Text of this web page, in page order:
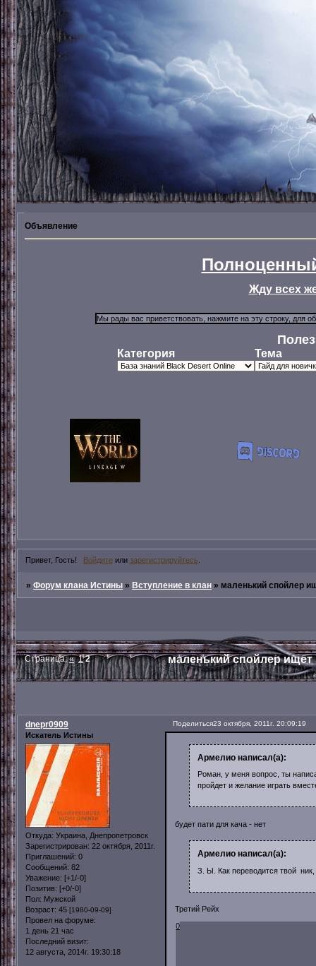
Объявление
Жду всех
Категория Тема
Привет, Гость! Войдитеили зарегистрируйтесь
»Форум клана Истины »Вступление в клан » маленький спойлер
маленький спойлер ищет
Страница:« 1 2
Поделиться23 октября, 2011г. 20:09:19
dnepr0909
Искатель Истины
Откуда: Украина, Днепропетровск
Зарегистрирован: 22 октября, 2011г.
Приглашений: 0
Сообщений: 82
Уважение: [+1/-0]
Позитив: [+0/-0]
Пол: Мужской
Возраст: 45 [1980-09-09]
Провел на форуме:
1 день 21 час
Последний визит:
12 августа, 2014г. 19:30:18
Армелио написал(а):
Роман, у меня вопрос, ты
пройдет и желание играть
будет пати для кача - нет
Армелио написал(а):
З. Ы. Как переводится твой
Третий Рейх
0